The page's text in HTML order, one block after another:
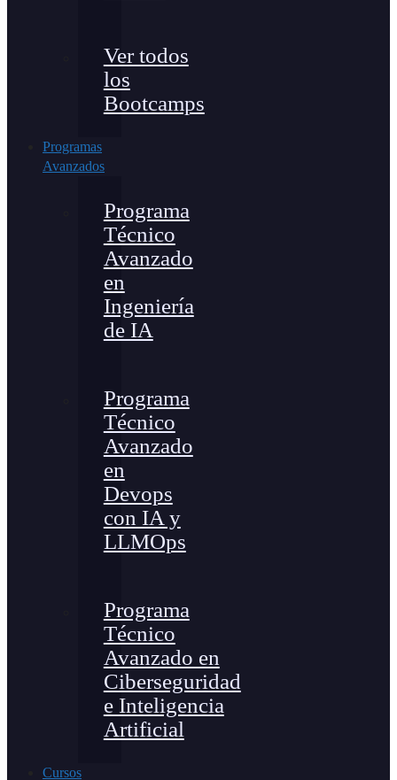
Ver todos
los
Bootcamps
Programas
Avanzados
Programa
Técnico
Avanzado
en
Ingeniería
de IA
Programa
Técnico
Avanzado
en
Devops
con IA y
LLMOps
Programa
Técnico
Avanzado en
Ciberseguridad
e Inteligencia
Artificial
Cursos